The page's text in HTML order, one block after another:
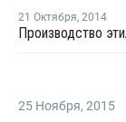
21 Октября, 2014
25 Ноября, 2015